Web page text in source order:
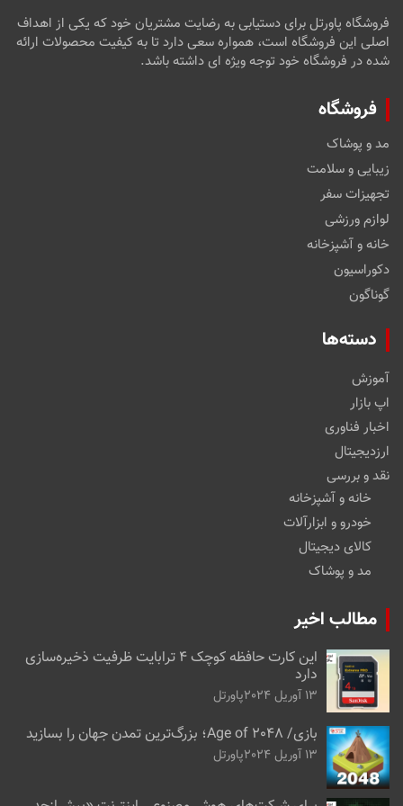
فروشگاه پاورتل برای دستیابی به رضایت مشتریان خود که یکی از اهداف
اصلی این فروشگاه است، همواره سعی دارد تا به کیفیت محصولات ارائه
شده در فروشگاه خود توجه ویژه ای داشته باشد.
فروشگاه
مد و پوشاک
زیبایی و سلامت
تجهیزات سفر
لوازم ورزشی
خانه و آشپزخانه
دکوراسیون
گوناگون
دسته‌ها
آموزش
اپ بازار
اخبار فناوری
ارزدیجیتال
نقد و بررسی
خانه و آشپزخانه
خودرو و ابزارآلات
کالای دیجیتال
مد و پوشاک
مطالب اخیر
این کارت حافظه کوچک ۴ ترابایت ظرفیت ذخیره‌سازی
دارد
13 آوریل 2024 پاورتل
بازی/ Age of 2048؛ بزرگ‌ترین تمدن جهان را بسازید
13 آوریل 2024 پاورتل